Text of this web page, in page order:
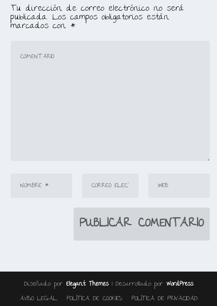
Tu dirección de correo electrónico no será
publicada. Los campos obligatorios están
marcados con *
Diseñado por Elegant Themes| Desarrollado por WordPress
AVISO LEGAL POLÍTICA DE COOKIES POLÍTICA DE PRIVACIDAD